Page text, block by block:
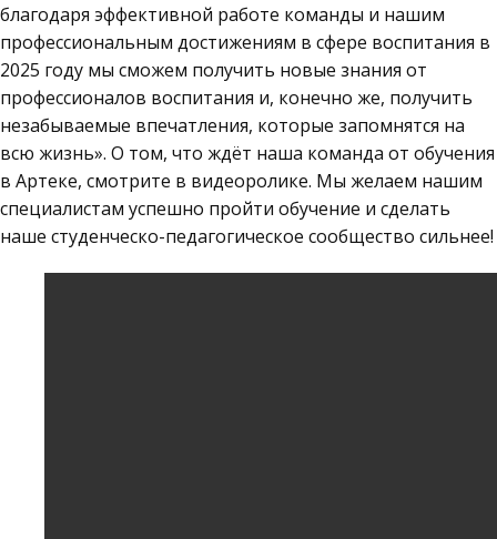
благодаря эффективной работе команды и нашим
профессиональным достижениям в сфере воспитания в
2025 году мы сможем получить новые знания от
профессионалов воспитания и, конечно же, получить
незабываемые впечатления, которые запомнятся на
всю жизнь». О том, что ждёт наша команда от обучения
в Артеке, смотрите в видеоролике. Мы желаем нашим
специалистам успешно пройти обучение и сделать
наше студенческо-педагогическое сообщество сильнее!